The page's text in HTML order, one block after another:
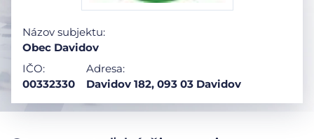
Názov subjektu:
Obec Davidov
IČO:
00332330
Adresa:
Davidov 182, 093 03 Davidov